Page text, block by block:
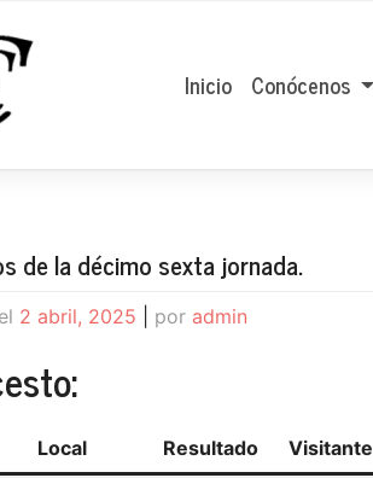
Inicio Conócenos
de la décimo sexta jornada.
2 abril, 2025 por admin
Local Resultado Visitante